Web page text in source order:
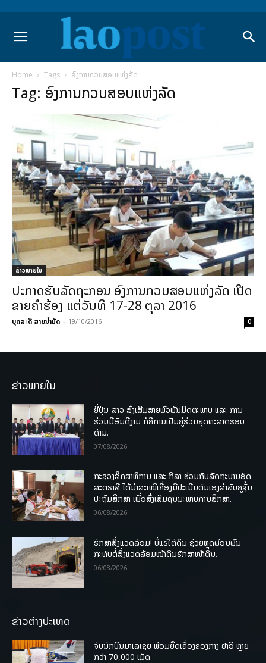
Home Tags ອົງການກວບສອບແຫ່ງລັດ
Tag: ອົງການກວບສອບແຫ່ງລັດ
ຂ່າວພາຍ​ໃນ
ປະກາດຮັບລັດຖະກອນ ອົງການກວບສອບແຫ່ງລັດ ເປີດ
ຂາຍຄຳຮ້ອງ ແຕ່ວັນທີ 17-28 ຕຸລາ 2016
ບຸດສະດີ ສາຍນ້ຳມັດ - 19/10/2016 0
ຂ່າວພາຍໃນ
ຍີ່ປຸ່ນ-ລາວ ສົ່ງເສີມສາຍພົວພັນມິດຕະພາບ ແລະ ການ
ຮ່ວມມືອັນດີງາມ ກໍຄືການເປັນຄູ່ຮ່ວມຍຸດທະສາດຮອບ
ດ້ານ.
07/08/2026
ກະຊວງສຶກສາທິການ ແລະ ກິລາ ຮ່ວມກັບລັດຖະບານອົດ
ສະຕຣາລີ ໄດ້ນຳສະເໜີເຄື່ອງມືປະເມີນຕົນເອງສຳລັບຄູຊັ້ນ
ປະຖົມສຶກສາ ເພື່ອສົ່ງເສີມຄຸນນະພາບການສຶກສາ.
06/08/2026
ຮັກສາສິ່ງແວດລ້ອມ! ບໍ່ແຮ່ໃຕ້ດິນ ຊ່ວຍຫຼຸດຜ່ອນຜົນ
ກະທົບຕໍ່ສິ່ງແວດລ້ອມໜ້າດິນຮັກສາໜ້າດິນ.
06/08/2026
ຂ່າວຕ່າງປະເທດ
ຈັບນັກບິນມາເລເຊຍ ພ້ອມຍຶດເຄື່ອງຂອງກາງ ຢາອີ ຫຼາຍ
ກວ່າ 70,000 ເມັດ